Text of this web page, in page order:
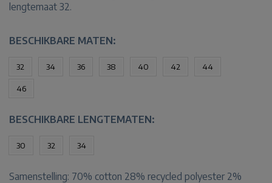
lengtemaat 32.
BESCHIKBARE MATEN:
32 34 36 38 40 42 44
46
BESCHIKBARE LENGTEMATEN:
30 32 34
Samenstelling: 70% cotton 28% recycled polyester 2%